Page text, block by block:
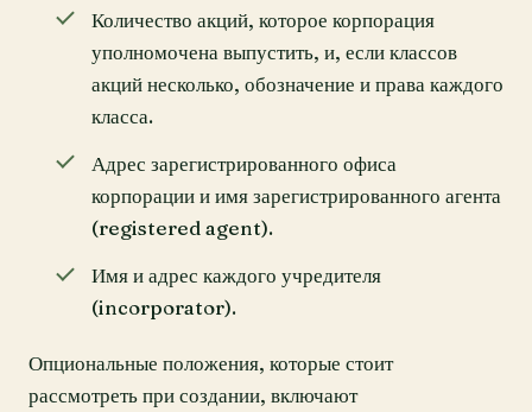
Количество акций, которое корпорация
уполномочена выпустить, и, если классов
акций несколько, обозначение и права каждого
класса.
Адрес зарегистрированного офиса
корпорации и имя зарегистрированного агента
(registered agent).
Имя и адрес каждого учредителя
(incorporator).
Опциональные положения, которые стоит
рассмотреть при создании, включают